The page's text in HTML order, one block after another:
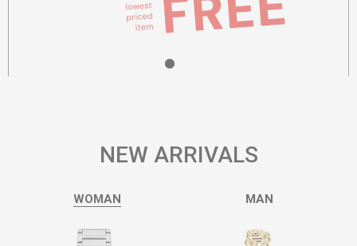
1
NEW ARRIVALS
WOMAN MAN